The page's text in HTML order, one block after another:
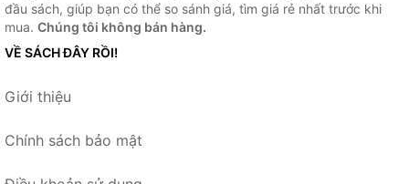
đầu sách, giúp bạn có thể so sánh giá, tìm giá rẻ nhất trước khi
mua. Chúng tôi không bán hàng.
VỀ SÁCH ĐÂY RỒI!
Giới thiệu
Chính sách bảo mật